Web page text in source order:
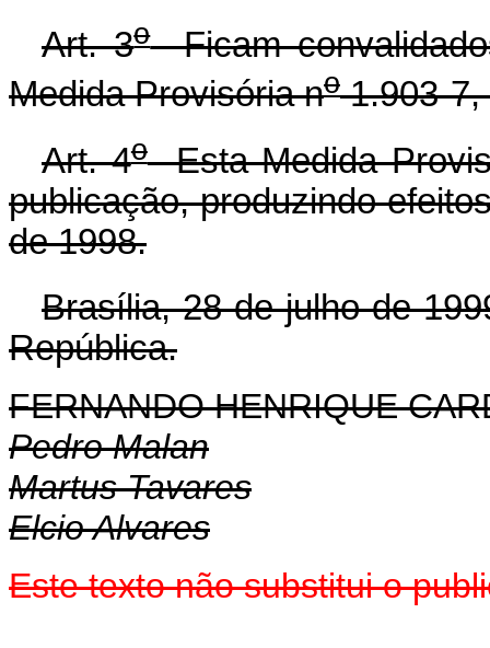
Art. 3oFicam
Medida Provisória no1.903-7,
Art. 4oEsta Medida
publicação, produzindo
de 1998.
Brasília, 28 de julho de
República.
FERNANDO HENRIQUE
Pedro Malan
Martus Tavares
Elcio Alvares
Este texto não substitui o